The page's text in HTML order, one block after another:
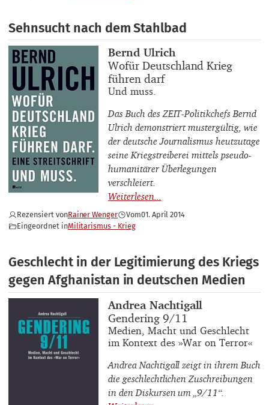
Sehnsucht nach dem Stahlbad
Buchautor_innen
Bernd Ulrich
Buchtitel
Wofür Deutschland Krieg
führen darf
Buchuntertitel
Und muss.
Das Buch desZEIT-Politikchefs Bernd
Ulrich demonstriert mustergültig, wie
der deutsche Journalismus heutzutage
seine Kriegstreiberei mittels pseudo-
humanitärer Überlegungen
verschleiert.
Rezensiert vonRainer Wenger Vom01. April 2014
Eingeordnet inMilitarismus - Krieg
Geschlecht in der Legitimierung des Kriegs
gegen Afghanistan in deutschen Medien
Buchautor_innen
Andrea Nachtigall
Buchtitel
Gendering 9/11
Buchuntertitel
Medien, Macht und Geschlecht
im Kontext des »War on Terror«
Andrea Nachtigall zeigt in ihrem Buch
die geschlechtlichen Zuschreibungen
in den Diskursen um „9/11“.